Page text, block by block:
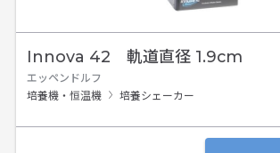
Innova 42 軌道直径 1.9cm
エッペンドルフ
培養機・恒温機
培養シェーカー